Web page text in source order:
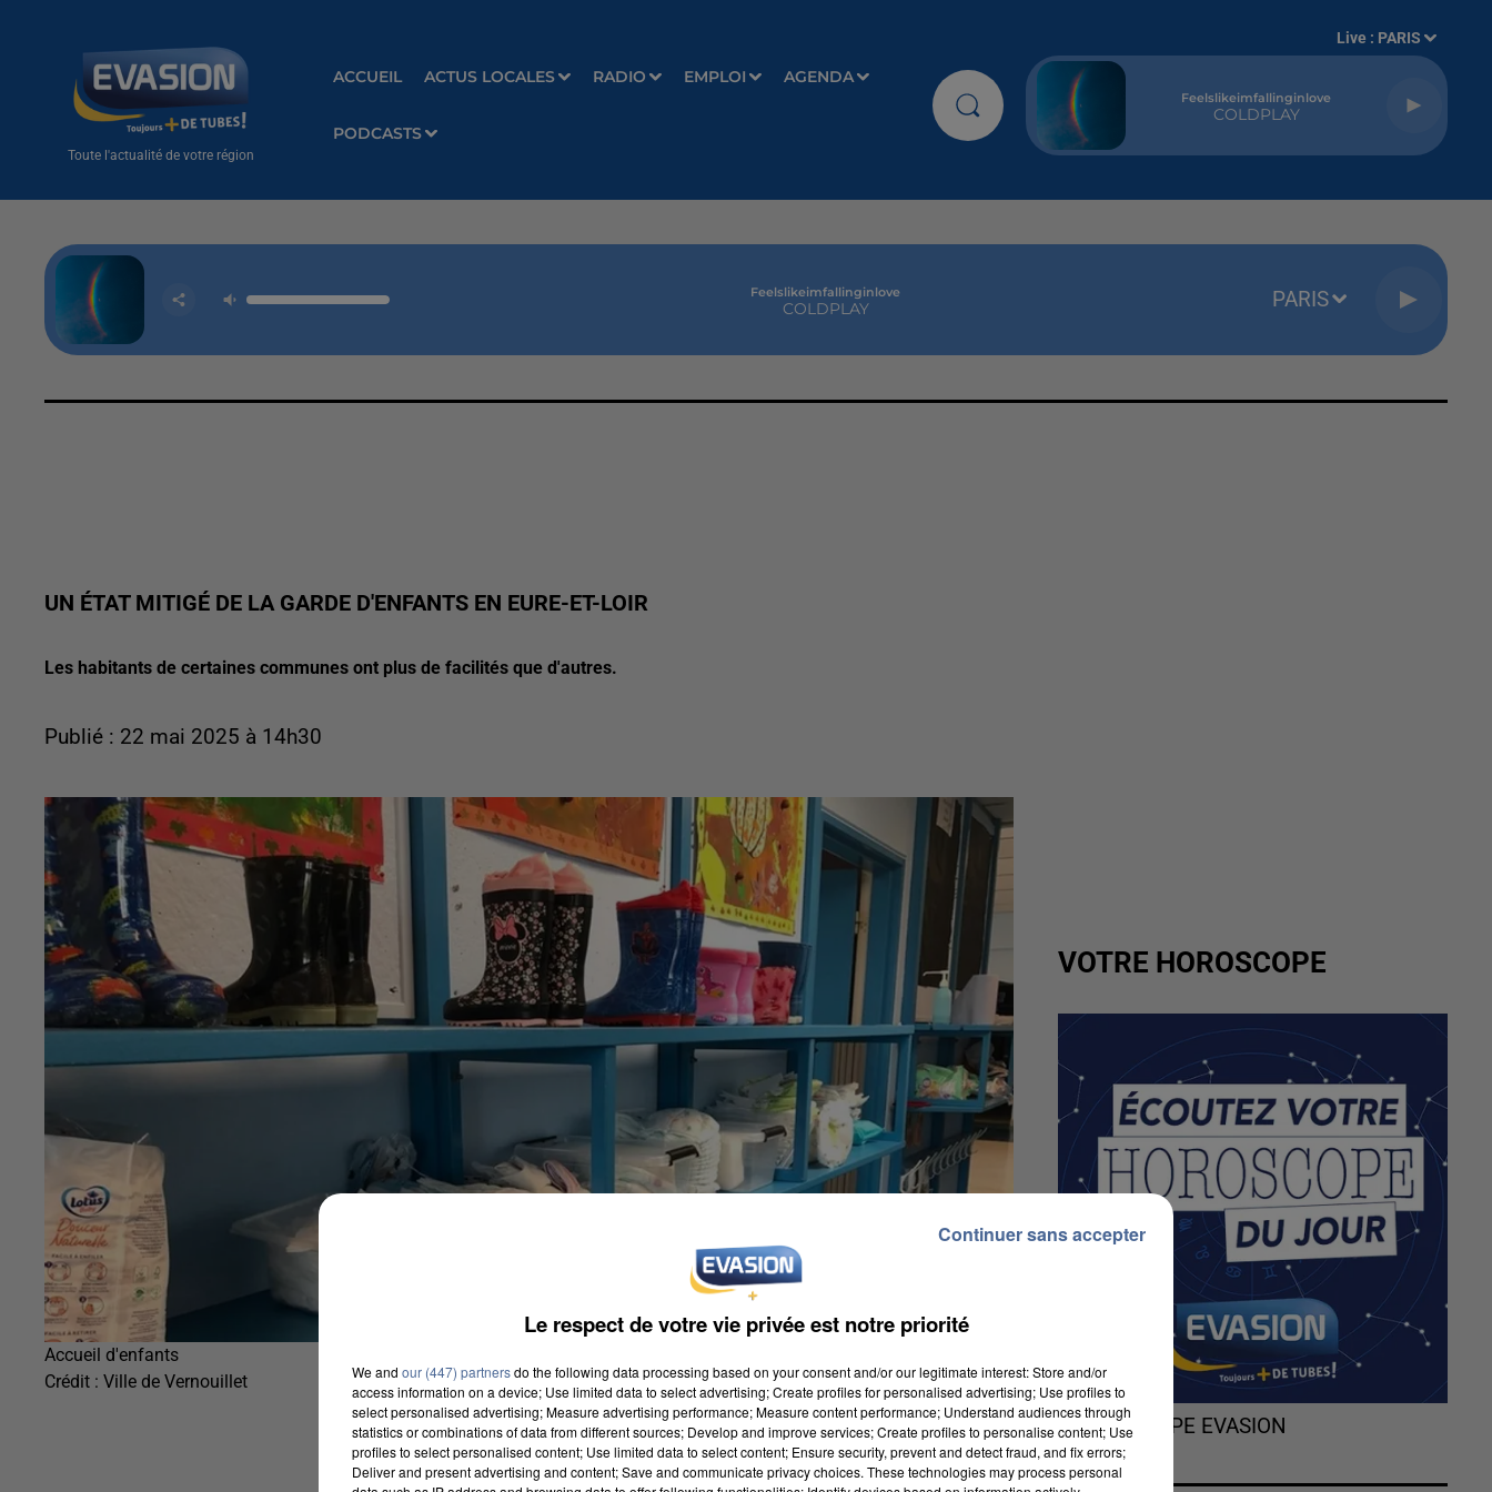
Toute l'actualité de votre région
ACCUEIL ACTUS LOCALES RADIO EMPLOI AGENDA
PODCASTS
Live : PARIS
Feelslikeimfallinginlove
COLDPLAY
Feelslikeimfallinginlove
COLDPLAY PARIS
UN ÉTAT MITIGÉ DE LA GARDE D'ENFANTS EN EURE-ET-LOIR
Les habitants de certaines communes ont plus de facilités que d'autres.
Publié : 22 mai 2025 à 14h30
Accueil d'enfants
Crédit : Ville de Vernouillet
VOTRE HOROSCOPE
L'HOROSCOPE EVASION
Le respect de votre vie privée est notre priorité
We and our (447) partnersdo the following data processing based on your consent and/or our legitimate interest: Store and/or
access information on a device; Use limited data to select advertising; Create profiles for personalised advertising; Use profiles to
select personalised advertising; Measure advertising performance; Measure content performance; Understand audiences through
statistics or combinations of data from different sources; Develop and improve services; Create profiles to personalise content; Use
profiles to select personalised content; Use limited data to select content; Ensure security, prevent and detect fraud, and fix errors;
Deliver and present advertising and content; Save and communicate privacy choices. These technologies may process personal
Continuer sans accepter